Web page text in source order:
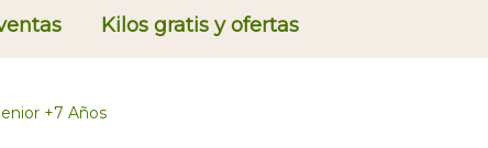
Kilos gratis y ofertas
+7 Años